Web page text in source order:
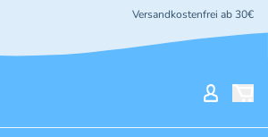
Versandkostenfrei ab 30€